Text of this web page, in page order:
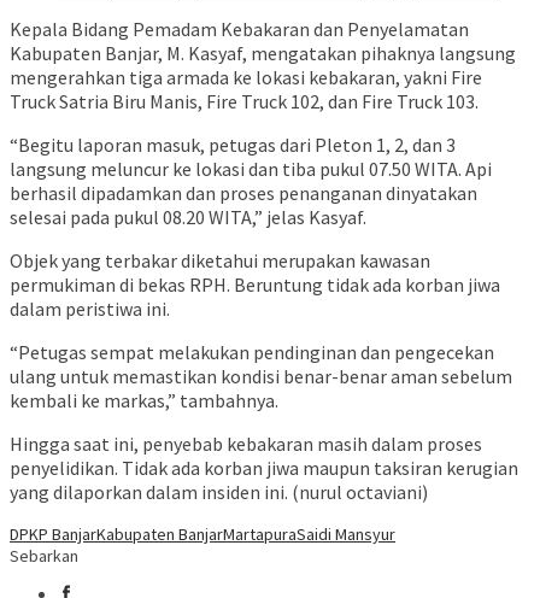
Kepala Bidang Pemadam Kebakaran dan Penyelamatan
Kabupaten Banjar, M. Kasyaf, mengatakan pihaknya langsung
mengerahkan tiga armada ke lokasi kebakaran, yakni Fire
Truck Satria Biru Manis, Fire Truck 102, dan Fire Truck 103.
“Begitu laporan masuk, petugas dari Pleton 1, 2, dan 3
langsung meluncur ke lokasi dan tiba pukul 07.50 WITA. Api
berhasil dipadamkan dan proses penanganan dinyatakan
selesai pada pukul 08.20 WITA,” jelas Kasyaf.
Objek yang terbakar diketahui merupakan kawasan
permukiman di bekas RPH. Beruntung tidak ada korban jiwa
dalam peristiwa ini.
“Petugas sempat melakukan pendinginan dan pengecekan
ulang untuk memastikan kondisi benar-benar aman sebelum
kembali ke markas,” tambahnya.
Hingga saat ini, penyebab kebakaran masih dalam proses
penyelidikan. Tidak ada korban jiwa maupun taksiran kerugian
yang dilaporkan dalam insiden ini. (nurul octaviani)
DPKP BanjarKabupaten BanjarMartapuraSaidi Mansyur
Sebarkan